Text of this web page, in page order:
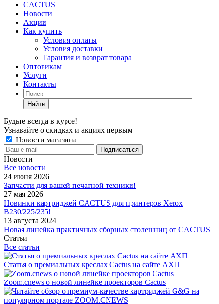
CACTUS
Новости
Акции
Как купить
Условия оплаты
Условия доставки
Гарантия и возврат товара
Оптовикам
Услуги
Контакты
Найти
Будьте всегда в курсе!
Узнавайте о скидках и акциях первым
Новости магазина
Новости
Все новости
24 июня 2026
Запчасти для вашей печатной техники!
27 мая 2026
Новинки картриджей CACTUS для принтеров Xerox
B230/225/235!
13 августа 2024
Новая линейка практичных сборных столешниц от CACTUS
Статьи
Все статьи
Статья о премиальных креслах Cactus на сайте АХП
Zoom.cnews о новой линейке проекторов Cactus